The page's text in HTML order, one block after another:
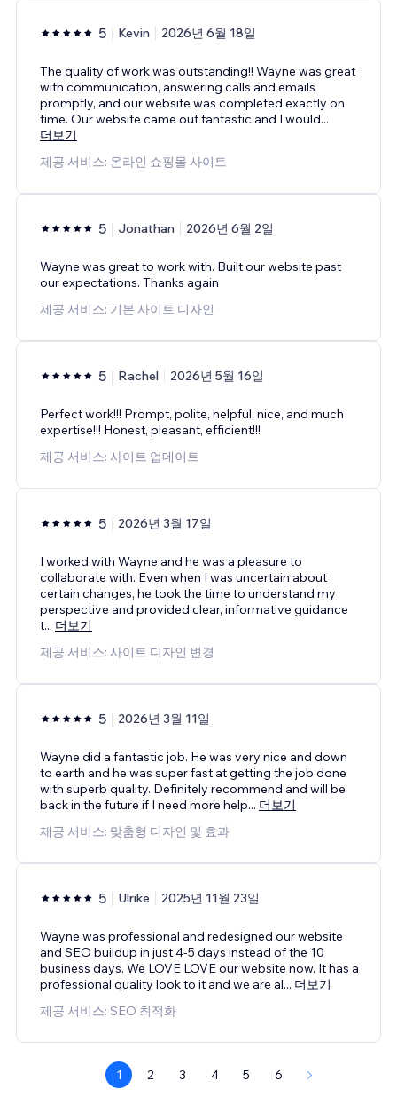
5 Kevin 2026년 6월 18일
The quality of work was outstanding!! Wayne was great
with communication, answering calls and emails
promptly, and our website was completed exactly on
time. Our website came out fantastic and I would...
더보기
제공 서비스: 온라인 쇼핑몰 사이트
5 Jonathan 2026년 6월 2일
Wayne was great to work with. Built our website past
our expectations. Thanks again
제공 서비스: 기본 사이트 디자인
5 Rachel 2026년 5월 16일
Perfect work!!! Prompt, polite, helpful, nice, and much
expertise!!! Honest, pleasant, efficient!!!
제공 서비스: 사이트 업데이트
5 2026년 3월 17일
I worked with Wayne and he was a pleasure to
collaborate with. Even when I was uncertain about
certain changes, he took the time to understand my
perspective and provided clear, informative guidance
t... 더보기
제공 서비스: 사이트 디자인 변경
5 2026년 3월 11일
Wayne did a fantastic job. He was very nice and down
to earth and he was super fast at getting the job done
with superb quality. Definitely recommend and will be
back in the future if I need more help... 더보기
제공 서비스: 맞춤형 디자인 및 효과
5 Ulrike 2025년 11월 23일
Wayne was professional and redesigned our website
and SEO buildup in just 4-5 days instead of the 10
business days. We LOVE LOVE our website now. It has a
professional quality look to it and we are al... 더보기
제공 서비스: SEO 최적화
1 2 3 4 5 6